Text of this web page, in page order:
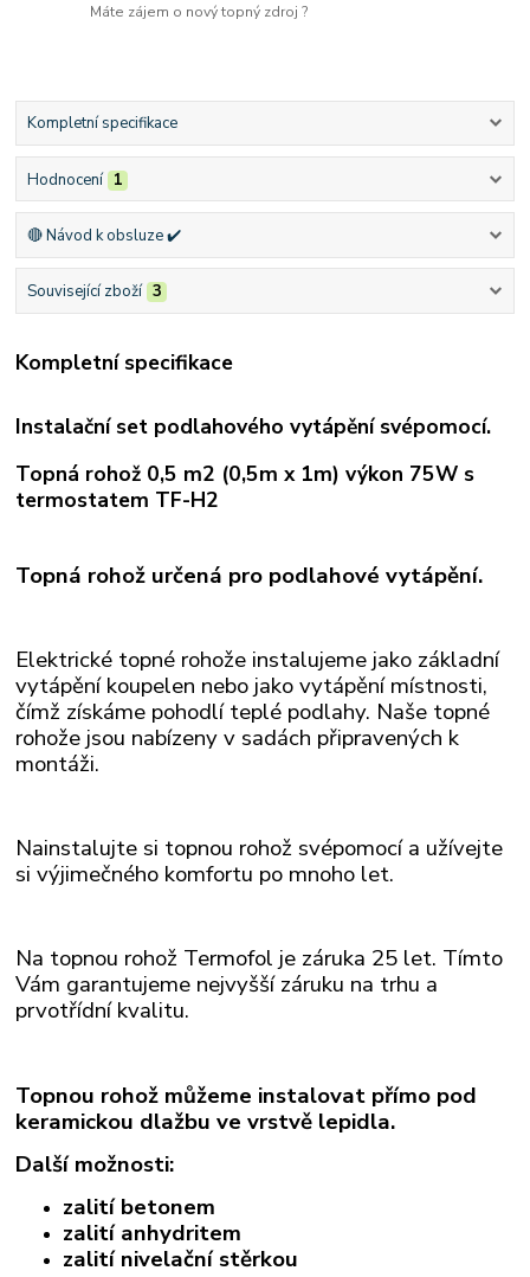
Máte zájem o nový topný zdroj ?
Kompletní specifikace
Hodnocení 1
🔴 Návod k obsluze ✔️
Související zboží 3
Kompletní specifikace
Instalační set podlahového vytápění svépomocí.
Topná rohož 0,5 m2 (0,5m x 1m) výkon 75W s
termostatem TF-H2
Topná rohož určená pro podlahové vytápění.
Elektrické topné rohože instalujeme jako základní
vytápění koupelen nebo jako vytápění místnosti,
čímž získáme pohodlí teplé podlahy. Naše topné
rohožejsou nabízeny v sadách připravených k
montáži.
Nainstalujte si topnou rohož svépomocí a užívejte
si výjimečného komfortu po mnoho let.
Na topnou rohož Termofol je záruka 25 let. Tímto
Vám garantujeme nejvyšší záruku na trhu a
prvotřídní kvalitu.
Topnou rohož můžeme instalovat přímo pod
keramickou dlažbu ve vrstvě lepidla.
Další možnosti:
zalití betonem
zalití anhydritem
zalití nivelační stěrkou